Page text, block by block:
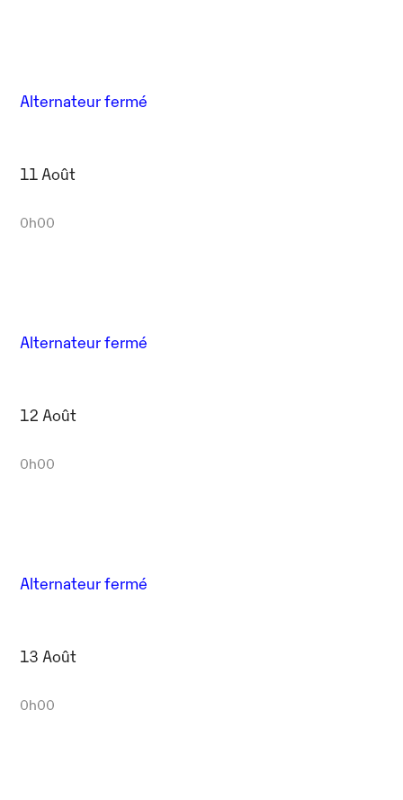
Alternateur fermé
11 Août
0h00
Alternateur fermé
12 Août
0h00
Alternateur fermé
13 Août
0h00